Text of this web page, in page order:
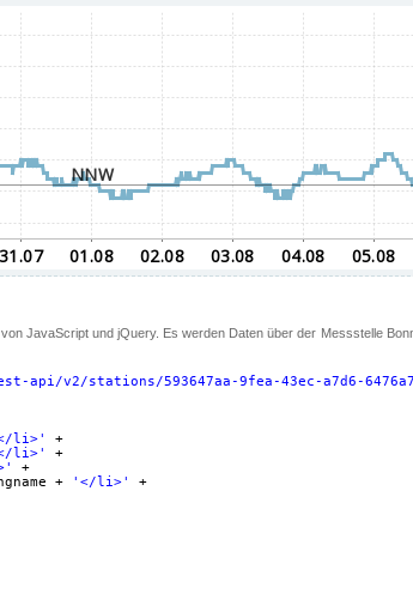
JavaScript und jQuery. Es werden Daten über der Messstelle
api/v2/stations/593647aa-9fea-43ec-a7d6-
li>'
+
li>'
+
+
+ '</li>'
+